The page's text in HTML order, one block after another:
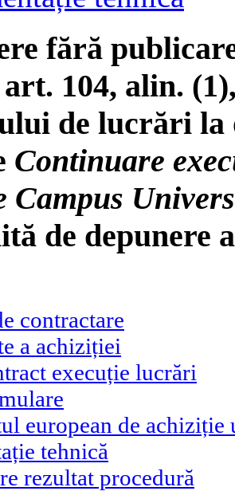
fără
art. 104, alin.
de lucrări la
Continuare
Campus
de depunere
contractare
a achiziției
execuție lucrări
european de
tehnică
rezultat procedură